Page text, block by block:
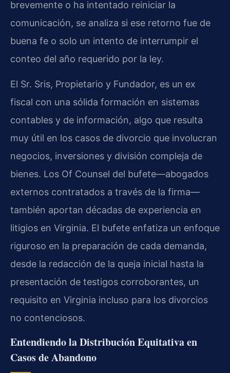
brevemente o ha intentado reiniciar la
comunicación, se analiza si ese retorno fue de
buena fe o solo un intento de interrumpir el
conteo del año requerido por la ley.
El Sr. Sris, Propietario y Fundador, es un ex
fiscal con una sólida formación en sistemas
contables y de información, algo que resulta
muy útil en los casos de divorcio que involucran
negocios, inversiones y división compleja de
bienes. Los Of Counsel del bufete—abogados
externos contratados a través de la firma—
también aportan décadas de experiencia en
litigios en Virginia. El bufete enfatiza un enfoque
riguroso en la preparación de cada demanda,
desde la redacción de la queja inicial hasta la
presentación de testigos corroborantes, un
requisito en Virginia incluso para los divorcios
no contenciosos.
Entendiendo la Distribución Equitativa en
Casos de Abandono